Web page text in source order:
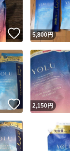
いいね！
5,800円
いいね！
2,150円